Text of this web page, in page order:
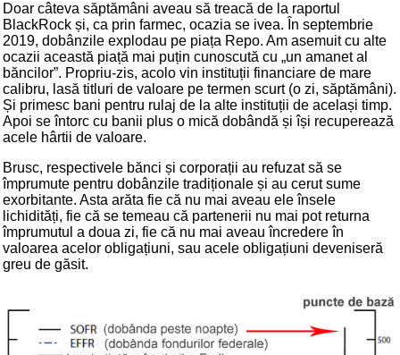
Doar câteva săptămâni aveau să treacă de la raportul
BlackRock și, ca prin farmec, ocazia se ivea. În septembrie
2019, dobânzile explodau pe piața Repo. Am asemuit cu alte
ocazii această piață mai puțin cunoscută cu „un amanet al
băncilor”. Propriu-zis, acolo vin instituții financiare de mare
calibru, lasă titluri de valoare pe termen scurt (o zi, săptămâni).
Și primesc bani pentru rulaj de la alte instituții de același timp.
Apoi se întorc cu banii plus o mică dobândă și își recuperează
acele hârtii de valoare.
Brusc, respectivele bănci și corporații au refuzat să se
împrumute pentru dobânzile tradiționale și au cerut sume
exorbitante. Asta arăta fie că nu mai aveau ele însele
lichidități, fie că se temeau că partenerii nu mai pot returna
împrumutul a doua zi, fie că nu mai aveau încredere în
valoarea acelor obligațiuni, sau acele obligațiuni deveniseră
greu de găsit.